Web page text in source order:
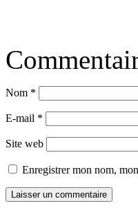
Nom *
E-mail *
Site web
Enregistrer mon nom,